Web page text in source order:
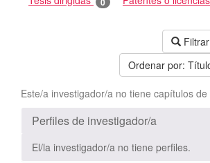
Ordenar por:
Este/a investigador/a no tiene capítulos de
Perfiles de investigador/a
El/la investigador/a no tiene perfiles.